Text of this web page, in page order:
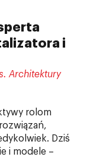
i
Architektury
rolom
Dziś
i modele –